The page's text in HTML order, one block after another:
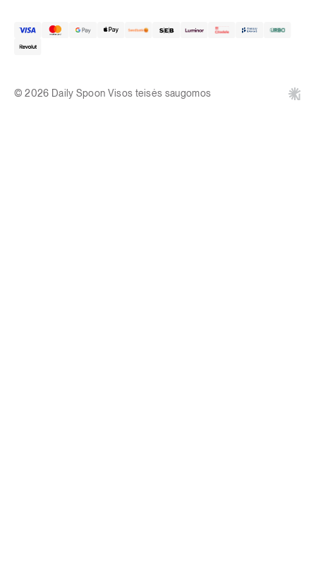
© 2026 Daily Spoon Visos teisės saugomos